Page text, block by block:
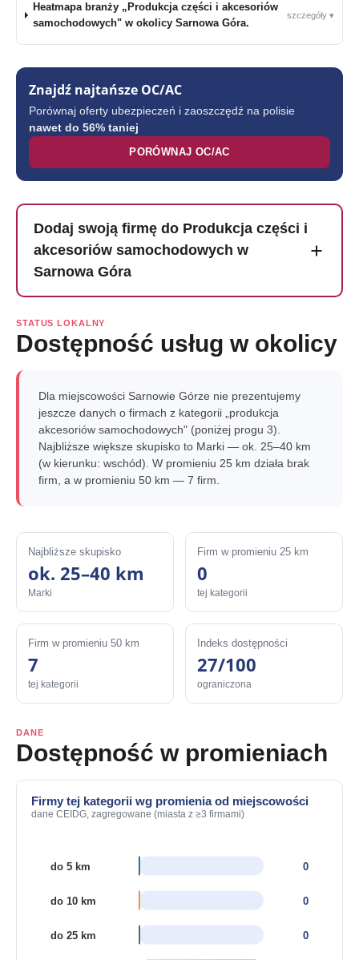
Heatmapa branży „Produkcja części i akcesoriów
samochodowych" w okolicy Sarnowa Góra.
szczegóły ▾
Znajdź najtańsze OC/AC
Porównaj oferty ubezpieczeń i zaoszczędź na polisie
nawet do 56% taniej
PORÓWNAJ OC/AC
Dodaj swoją firmę do Produkcja części i
akcesoriów samochodowych w
Sarnowa Góra
STATUS LOKALNY
Dostępność usług w okolicy
Dla miejscowości Sarnowie Górze nie prezentujemy
jeszcze danych o firmach z kategorii „produkcja
akcesoriów samochodowych" (poniżej progu 3).
Najbliższe większe skupisko to Marki — ok. 25–40 km
(w kierunku: wschód). W promieniu 25 km działa brak
firm, a w promieniu 50 km — 7 firm.
Najbliższe skupisko
ok. 25–40 km
Marki
Firm w promieniu 25 km
0
tej kategorii
Firm w promieniu 50 km
7
tej kategorii
Indeks dostępności
27/100
ograniczona
DANE
Dostępność w promieniach
Firmy tej kategorii wg promienia od miejscowości
dane CEIDG, zagregowane (miasta z ≥3 firmami)